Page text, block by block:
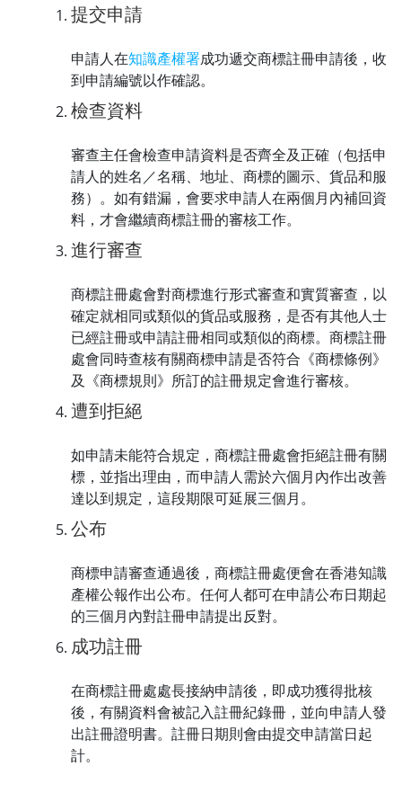
提交申請
申請人在知識產權署成功遞交商標註冊申請後，收
到申請編號以作確認。
檢查資料
審查主任會檢查申請資料是否齊全及正確（包括申
請人的姓名／名稱、地址、商標的圖示、貨品和服
務）。如有錯漏，會要求申請人在兩個月內補回資
料，才會繼續商標註冊的審核工作。
進行審查
商標註冊處會對商標進行形式審查和實質審查，以
確定就相同或類似的貨品或服務，是否有其他人士
已經註冊或申請註冊相同或類似的商標。商標註冊
處會同時查核有關商標申請是否符合《商標條例》
及《商標規則》所訂的註冊規定會進行審核。
遭到拒絕
如申請未能符合規定，商標註冊處會拒絕註冊有關
標，並指出理由，而申請人需於六個月內作出改善
達以到規定，這段期限可延展三個月。
公布
商標申請審查通過後，商標註冊處便會在香港知識
產權公報作出公布。任何人都可在申請公布日期起
的三個月內對註冊申請提出反對。
成功註冊
在商標註冊處處長接納申請後，即成功獲得批核
後，有關資料會被記入註冊紀錄冊，並向申請人發
出註冊證明書。註冊日期則會由提交申請當日起
計。